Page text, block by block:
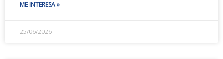
ME INTERESA »
25/06/2026